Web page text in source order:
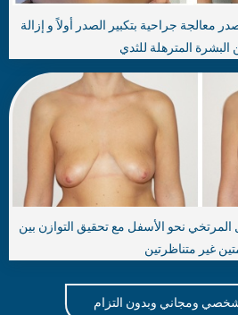
معالجة جراحية بتكبير الصدر أولاً و إزالة
البشرة المترهلة للثدي
نحو الأسفل مع تحقيق التوازن بين
غير متناظرتين
ومجاني وبدون التزام